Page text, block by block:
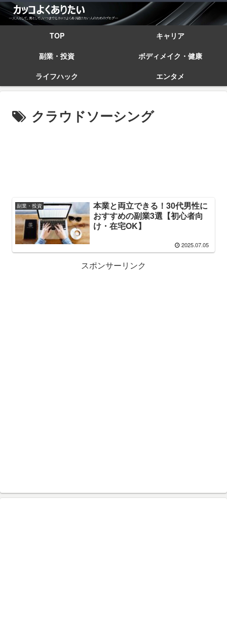
TOP
キャリア
副業・投資
ボディメイク・健康
ライフハック
エンタメ
クラウドソーシング
副業・投資
本業と両立できる！30代男性に
おすすめの副業3選【初心者向
け・在宅OK】
2025.07.05
スポンサーリンク